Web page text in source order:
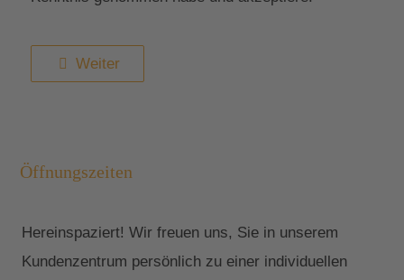
Weiter
Öffnungszeiten
Hereinspaziert! Wir freuen uns, Sie in unserem
Kundenzentrum persönlich zu einer individuellen